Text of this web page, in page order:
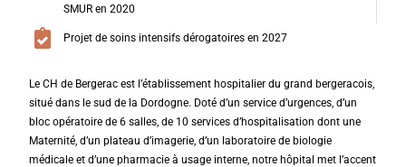
SMUR en 2020
Projet de soins intensifs dérogatoires en 2027
Le CH de Bergerac est l’établissement hospitalier du grand bergeracois,
situé dans le sud de la Dordogne. Doté d’un service d’urgences, d’un
bloc opératoire de 6 salles, de 10 services d’hospitalisation dont une
Maternité, d’un plateau d’imagerie, d’un laboratoire de biologie
médicale et d’une pharmacie à usage interne, notre hôpital met l’accent